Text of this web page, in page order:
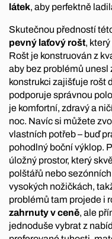
látek, aby perfektně
Skutečnou předností
pevný laťový rošt,
Rošt je konstruován z
aby bez problémů unesl
konstrukci zajišťuje rošt
podporuje správnou
je komfortní, zdravý a
noc. Navíc si můžete
vlastních potřeb – buď
pohodlný boční výklop.
úložný prostor, který
polštářů nebo
vysokých nožičkách,
problémů tam projede i
zahrnuty v ceně, ale
jednoduše vybrat z